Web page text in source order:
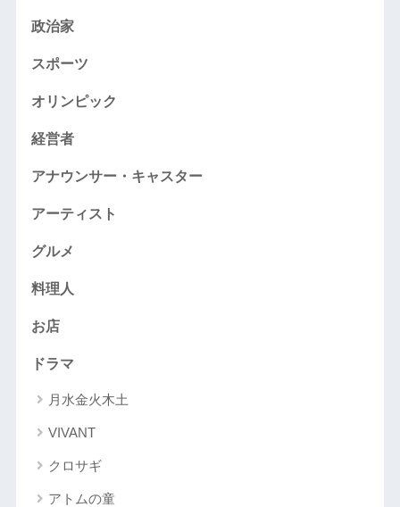
政治家
スポーツ
オリンピック
経営者
アナウンサー・キャスター
アーティスト
グルメ
料理人
お店
ドラマ
月水金火木土
VIVANT
クロサギ
アトムの童